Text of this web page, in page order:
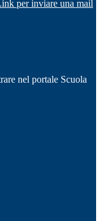
per inviare una mail
nel portale Scuola